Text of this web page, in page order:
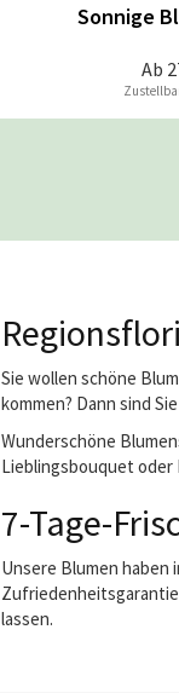
Ab
Sonnige
Sie wollen schöne
kommen? Dann sind
Wunderschöne
Lieblingsbouquet oder
7-Tage-
Unsere Blumen haben
lassen.